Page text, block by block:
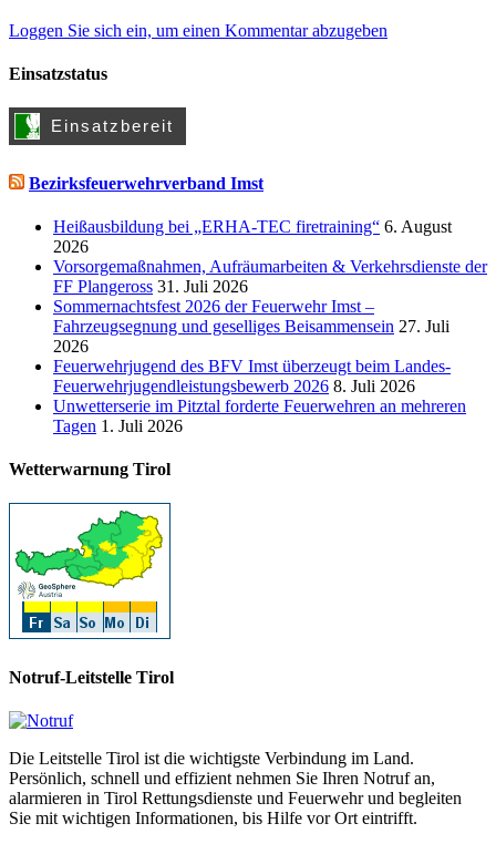
Loggen Sie sich ein, um einen Kommentar abzugeben
Einsatzstatus
Bezirksfeuerwehrverband Imst
Heißausbildung bei „ERHA-TEC firetraining“ 6. August
2026
Vorsorgemaßnahmen, Aufräumarbeiten & Verkehrsdienste der
FF Plangeross 31. Juli 2026
Sommernachtsfest 2026 der Feuerwehr Imst –
Fahrzeugsegnung und geselliges Beisammensein 27. Juli
2026
Feuerwehrjugend des BFV Imst überzeugt beim Landes-
Feuerwehrjugendleistungsbewerb 2026 8. Juli 2026
Unwetterserie im Pitztal forderte Feuerwehren an mehreren
Tagen 1. Juli 2026
Wetterwarnung Tirol
Notruf-Leitstelle Tirol
Die Leitstelle Tirol ist die wichtigste Verbindung im Land.
Persönlich, schnell und effizient nehmen Sie Ihren Notruf an,
alarmieren in Tirol Rettungsdienste und Feuerwehr und begleiten
Sie mit wichtigen Informationen, bis Hilfe vor Ort eintrifft.